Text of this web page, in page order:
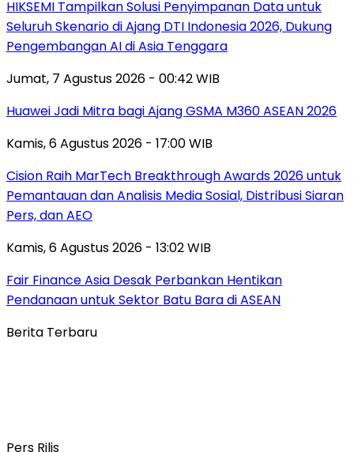
HIKSEMI Tampilkan Solusi Penyimpanan Data untuk
Seluruh Skenario di Ajang DTI Indonesia 2026, Dukung
Pengembangan AI di Asia Tenggara
Jumat, 7 Agustus 2026 - 00:42 WIB
Huawei Jadi Mitra bagi Ajang GSMA M360 ASEAN 2026
Kamis, 6 Agustus 2026 - 17:00 WIB
Cision Raih MarTech Breakthrough Awards 2026 untuk
Pemantauan dan Analisis Media Sosial, Distribusi Siaran
Pers, dan AEO
Kamis, 6 Agustus 2026 - 13:02 WIB
Fair Finance Asia Desak Perbankan Hentikan
Pendanaan untuk Sektor Batu Bara di ASEAN
Berita Terbaru
Pers Rilis